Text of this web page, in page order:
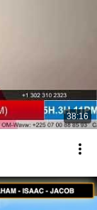
38:16